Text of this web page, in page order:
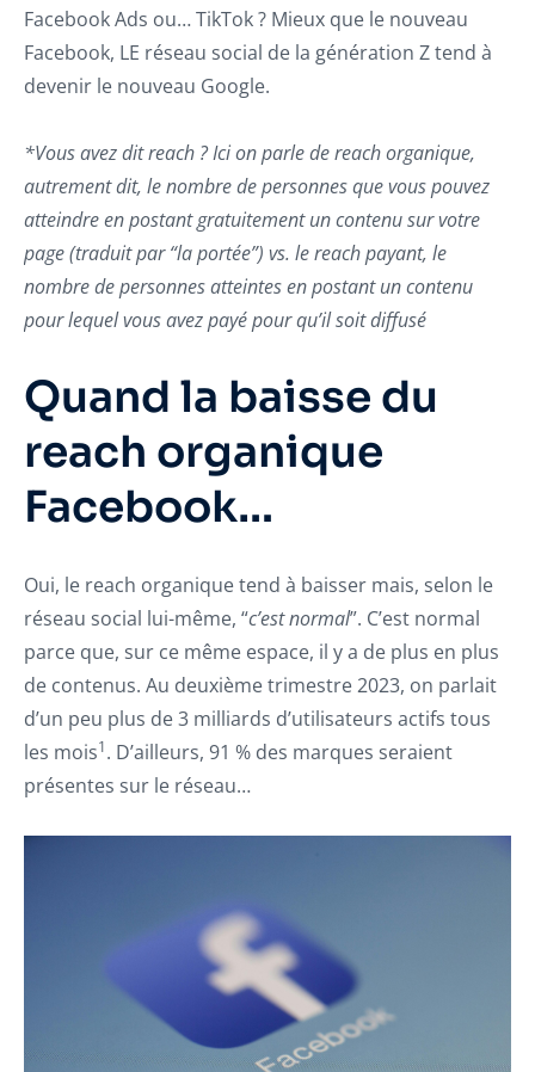
Facebook Ads ou… TikTok ? Mieux que le nouveau
Facebook, LE réseau social de la génération Z tend à
devenir le nouveau Google.
*Vous avez dit reach ? Ici on parle de reach organique,
autrement dit, le nombre de personnes que vous pouvez
atteindre en postant gratuitement un contenu sur votre
page (traduit par “la portée”) vs. le reach payant, le
nombre de personnes atteintes en postant un contenu
pour lequel vous avez payé pour qu’il soit diffusé
Quand la baisse du
reach organique
Facebook…
Oui, le reach organique tend à baisser mais, selon le
réseau social lui-même, “c’est normal”. C’est normal
parce que, sur ce même espace, il y a de plus en plus
de contenus. Au deuxième trimestre 2023, on parlait
d’un peu plus de 3 milliards d’utilisateurs actifs tous
les mois1. D’ailleurs, 91 % des marques seraient
présentes sur le réseau…